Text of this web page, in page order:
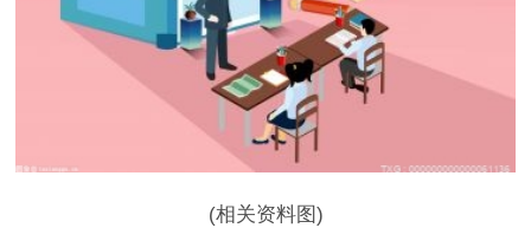
(相关资料图)